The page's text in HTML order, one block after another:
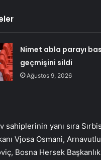
Nimet abla parayı
geçmişini sildi
Ağustos 9, 2026
sahiplerinin yanı sıra
Vjosa Osmani,
Bosna Hersek